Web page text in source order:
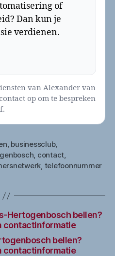
of
Dan kun je
verdienen.
van Alexander van
op om te bespreken
, businessclub,
, contact,
, telefoonnummer
Hertogenbosch bellen?
contactinformatie
bellen?
contactinformatie